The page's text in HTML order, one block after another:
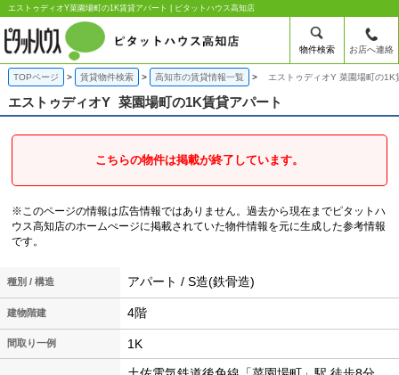
エストゥディオY菜園場町の1K賃貸アパート | ピタットハウス高知店
物件検索 お店へ連絡
TOPページ 賃貸物件検索 高知市の賃貸情報一覧 エストゥディオY 菜園場町の1K
エストゥディオY 菜園場町の1K賃貸アパート
こちらの物件は掲載が終了しています。
※このページの情報は広告情報ではありません。過去から現在までピタットハ
ウス高知店のホームぺージに掲載されていた物件情報を元に生成した参考情報
です。
種別 / 構造 アパート / S造(鉄骨造)
建物階建 4階
間取り一例 1K